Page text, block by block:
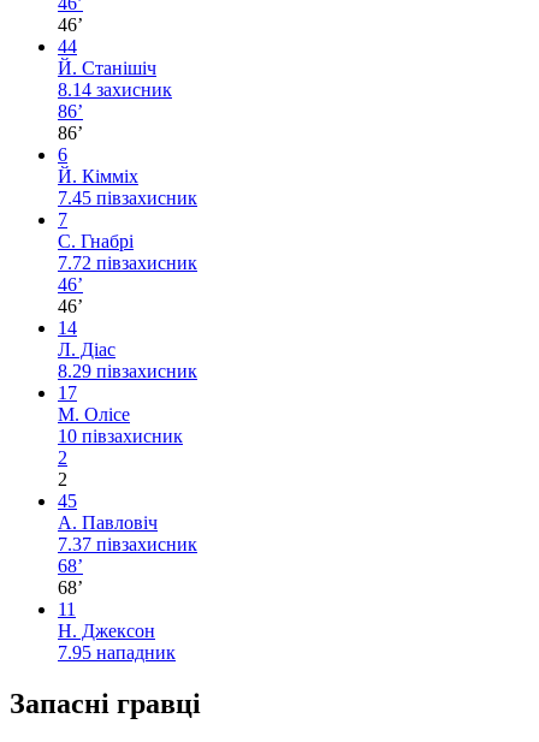
46’
44
Й. Станішіч
8.14 захисник
86’
86’
6
Й. Кімміх
7.45 півзахисник
7
С. Гнабрі
7.72 півзахисник
46’
46’
14
Л. Діас
8.29 півзахисник
17
М. Олісе
10 півзахисник
2
2
45
А. Павловіч
7.37 півзахисник
68’
68’
11
Н. Джексон
7.95 нападник
Запасні гравці